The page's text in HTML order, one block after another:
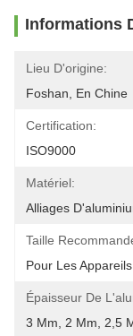
Informations
Lieu D'origine:
Foshan, En Chine
Certification:
ISO9000
Matériel:
Alliages
Taille
Pour Les
Épaisseur De
3 Mm, 2 Mm, 2,5